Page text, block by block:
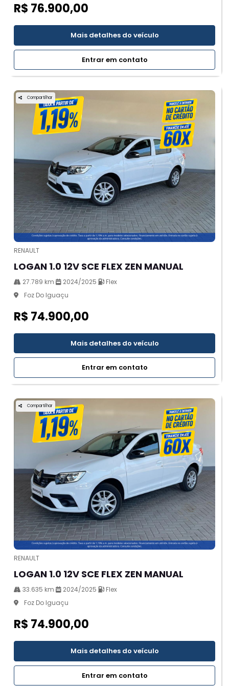
R$ 76.900,00
Mais detalhes do veículo
Entrar em contato
Compartilhar
RENAULT
LOGAN 1.0 12V SCE FLEX ZEN MANUAL
27.789 km 2024/2025
Flex
Foz Do Iguaçu
R$ 74.900,00
Mais detalhes do veículo
Entrar em contato
Compartilhar
RENAULT
LOGAN 1.0 12V SCE FLEX ZEN MANUAL
33.635 km 2024/2025
Flex
Foz Do Iguaçu
R$ 74.900,00
Mais detalhes do veículo
Entrar em contato